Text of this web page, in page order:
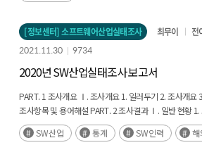
[정보센터] 소프트웨어산업실태조사 최무이
전
2021.11.30
9734
2020년 SW산업실태조사 보고서
PART. 1 조사개요 Ⅰ. 조사개요 1. 일러두기 2. 조사개요
조사항목 및 용어해설 PART. 2 조사결과 Ⅰ. 일반 현황 1.
현황 2. 연구개발 투자현황 Ⅲ. 사업 현황 1. 고객 유형별
유지관리 서비스 현황 Ⅳ. 인력 현황 1. 2020년 종사자
SW산업 통계 SW인력 해